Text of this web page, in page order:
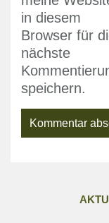
in diesem
Browser für
nächste
speichern.